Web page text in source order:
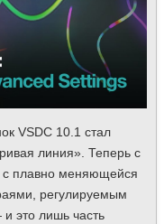
VSDC 10.1 стал
линия». Теперь с
плавно меняющейся
регулируемым
это лишь часть